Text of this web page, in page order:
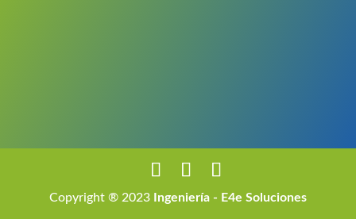
Copyright ® 2023 Ingeniería - E4e Soluciones